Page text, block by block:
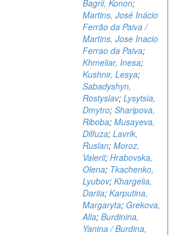
Bagrii, Konon;
Martins, José Inácio
Ferrão da Paiva /
Martins, Jose Inacio
Ferrao da Paiva;
Khmeliar, Inesa;
Kushnir, Lesya;
Sabadyshyn,
Rostyslav; Lysytsia,
Dmytro; Sharipova,
Riboba; Musayeva,
Dilfuza; Lavrik,
Ruslan; Moroz,
Valerii; Hrabovska,
Olena; Tkachenko,
Lyubov; Khargelia,
Dariia; Karputina,
Margaryta; Grekova,
Alla; Burdinina,
Yanina / Burdina,